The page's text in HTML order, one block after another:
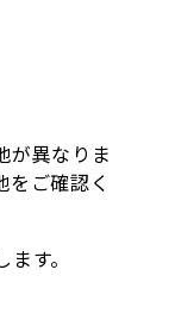
が異なりま
をご確認く
す。